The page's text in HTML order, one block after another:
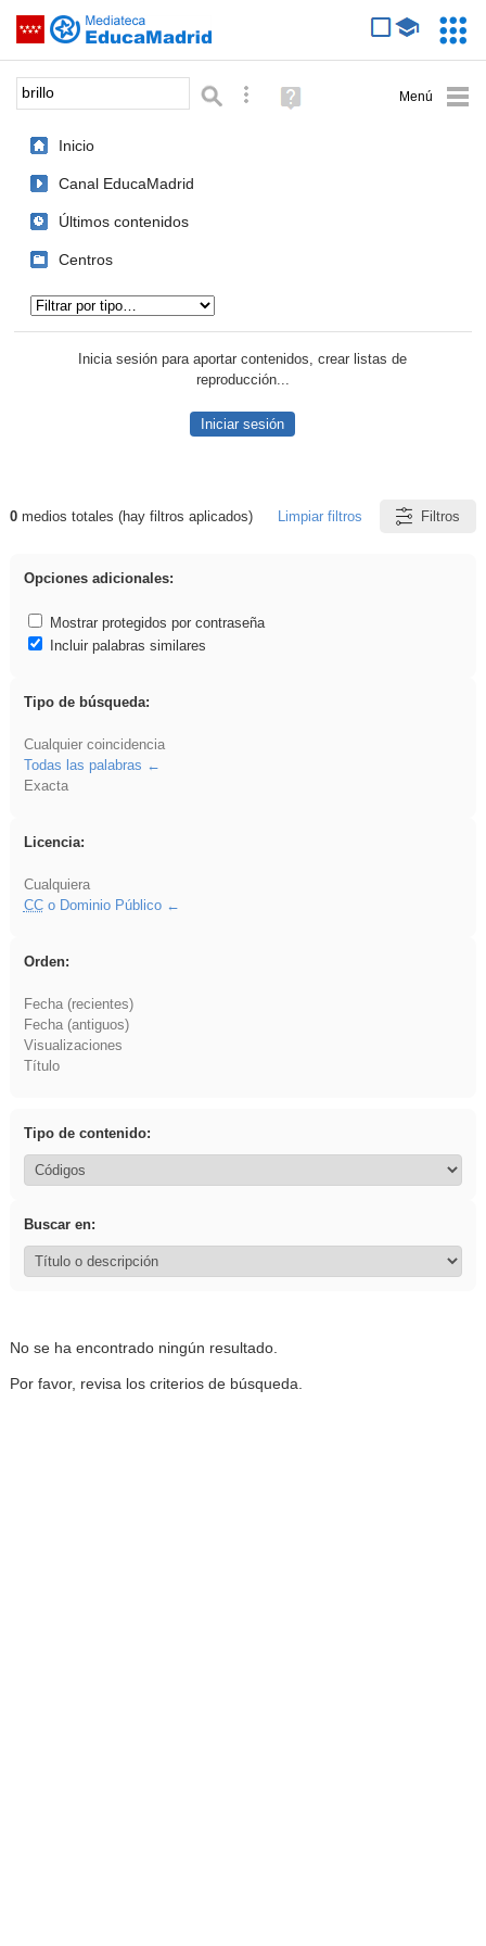
Saltar navegación
Palabra o frase: Búsqueda avanzada
Ayuda
(en
Inicio
Canal EducaMadrid
Últimos contenidos
Centros
Inicia sesión para aportar contenidos, crear listas de
reproducción...
Iniciar sesión
Resultados de: brillo
0medios totales (hay filtros aplicados) Limpiar filtros Filtros
Opciones adicionales:
Mostrar protegidos por contraseña
Incluir palabras similares
Tipo de búsqueda:
Cualquier coincidencia
Todas las palabras
Exacta
Licencia:
Cualquiera
CCo Dominio Público
Orden:
Fecha (recientes)
Fecha (antiguos)
Visualizaciones
Título
Tipo de contenido:
Buscar en:
No se ha encontrado ningún resultado.
Por favor, revisa los criterios de búsqueda.